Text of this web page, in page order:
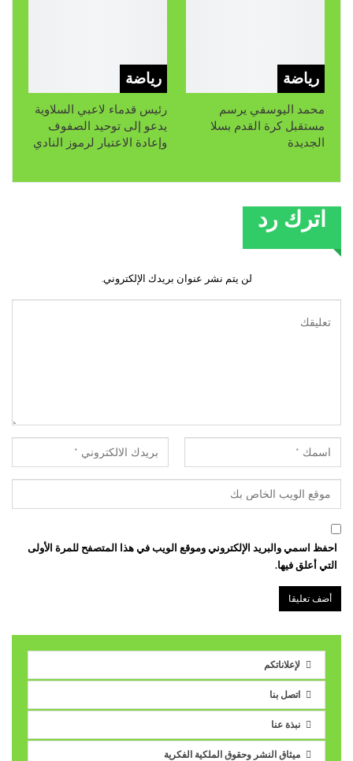
رياضة
محمد اليوسفي يرسم
مستقبل كرة القدم بسلا
الجديدة
رياضة
رئيس قدماء لاعبي السلاوية
يدعو إلى توحيد الصفوف
وإعادة الاعتبار لرموز النادي
اترك رد
لن يتم نشر عنوان بريدك الإلكتروني.
احفظ اسمي والبريد الإلكتروني وموقع الويب في هذا المتصفح للمرة الأولى
التي أعلق فيها.
لإعلاناتكم
اتصل بنا
نبذة عنا
ميثاق النشر وحقوق الملكية الفكرية